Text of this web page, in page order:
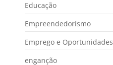
Educação
Empreendedorismo
Emprego e Oportunidades
enganção